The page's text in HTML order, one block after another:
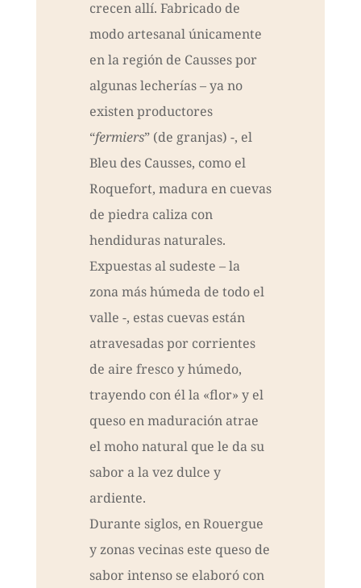
crecen allí. Fabricado de
modo artesanal únicamente
en la región de Causses por
algunas lecherías – ya no
existen productores
“fermiers” (de granjas) -, el
Bleu des Causses, como el
Roquefort, madura en cuevas
de piedra caliza con
hendiduras naturales.
Expuestas al sudeste – la
zona más húmeda de todo el
valle -, estas cuevas están
atravesadas por corrientes
de aire fresco y húmedo,
trayendo con él la «flor» y el
queso en maduración atrae
el moho natural que le da su
sabor a la vez dulce y
ardiente.
Durante siglos, en Rouergue
y zonas vecinas este queso de
sabor intenso se elaboró con